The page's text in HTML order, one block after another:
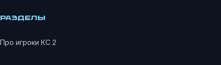
РАЗДЕЛЫ
Про игроки КС 2